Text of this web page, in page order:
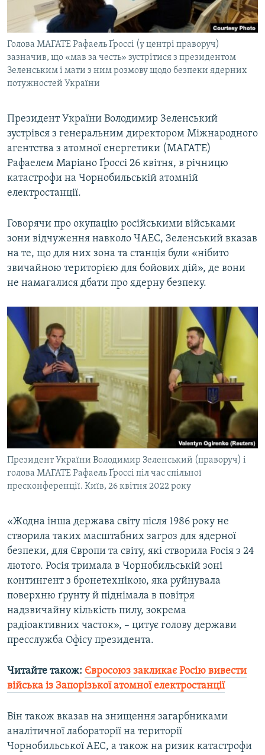
ПОДКАСТИ
КРИМ РЕАЛІЇ
РУС
ДОЛУЧАЙСЯ!
Голова МАГАТЕ Рафаель Ґроссі (у центрі праворуч)
зазначив, що «мав за честь» зустрітися з президентом
Зеленським і мати з ним розмову щодо безпеки ядерних
потужностей України
Президент України Володимир Зеленський
зустрівся з генеральним директором Міжнародного
агентства з атомної енергетики (МАГАТЕ)
Рафаелем Маріано Ґроссі 26 квітня, в річницю
катастрофи на Чорнобильській атомній
електростанції.
Говорячи про окупацію російськими військами
зони відчуження навколо ЧАЕС, Зеленський вказав
на те, що для них зона та станція були «нібито
звичайною територією для бойових дій», де вони
не намагалися дбати про ядерну безпеку.
Президент України Володимир Зеленський (праворуч) і
голова МАГАТЕ Рафаель Ґроссі піл час спільної
пресконференції. Київ, 26 квітня 2022 року
«Жодна інша держава світу після 1986 року не
створила таких масштабних загроз для ядерної
безпеки, для Європи та світу, які створила Росія з 24
лютого. Росія тримала в Чорнобильській зоні
контингент з бронетехнікою, яка руйнувала
поверхню ґрунту й піднімала в повітря
надзвичайну кількість пилу, зокрема
радіоактивних часток», – цитує голову держави
пресслужба Офісу президента.
Читайте також: Євросоюз закликає Росію вивести
війська із Запорізької атомної електростанції
Він також вказав на знищення загарбниками
аналітичної лабораторії на території
Чорнобильської АЕС, а також на ризик катастрофи